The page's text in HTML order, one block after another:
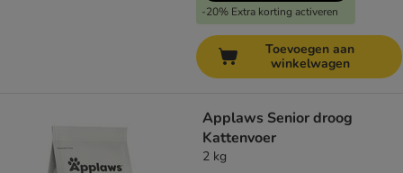
-20% Extra korting activeren
Toevoegen aan
winkelwagen
Applaws Senior droog
Kattenvoer
2 kg